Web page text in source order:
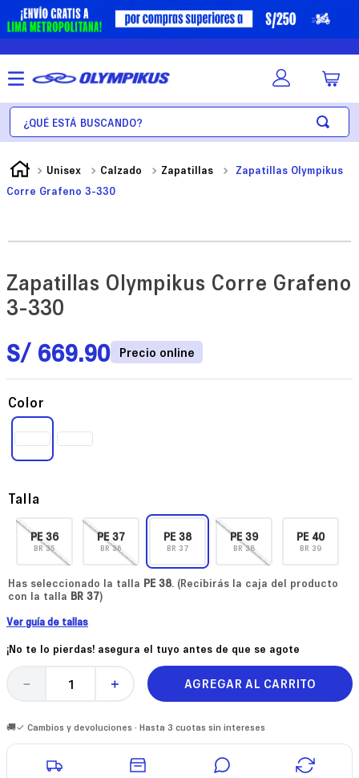
¿Qué está buscando?
Unisex Calzado Zapatillas
Zapatillas Olympikus
Corre Grafeno 3-330
Zapatillas Olympikus Corre Grafeno
3-330
S/ 669.90
Talla
PE36
BR35
PE37
BR36
PE38
BR 37
PE39
BR38
PE 40
BR 39
Has seleccionado la talla PE 38. (Recibirás la caja del producto
con la talla BR 37)
Color
Ver guía de tallas
¡No te lo pierdas! asegura el tuyo antes de que se agote
＋
－ AGREGAR AL CARRITO
🚚✓ Cambios y devoluciones · Hasta 3 cuotas sin intereses